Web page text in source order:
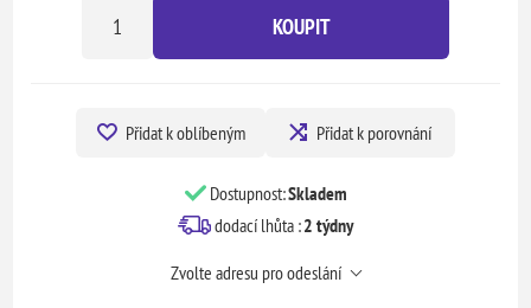
KOUPIT
Přidat k oblíbeným Přidat k porovnání
Dostupnost:Skladem
dodací lhůta :2 týdny
Zvolte adresu pro odeslání